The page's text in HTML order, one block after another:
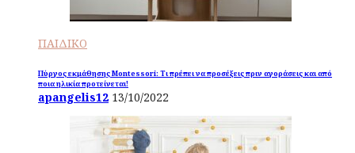
ΠΑΙΔΙΚΟ
Πύργος εκμάθησης Montessori: Τι πρέπει να προσέξεις πριν αγοράσεις και από
ποια ηλικία προτείνεται!
apangelis12 13/10/2022